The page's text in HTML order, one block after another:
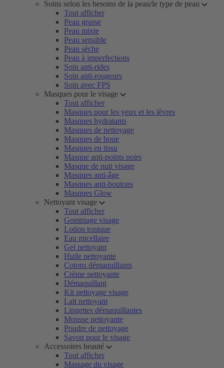
Soins selon les besoins de la peau/le type de peau
Tout afficher
Peau grasse
Peau mixte
Peau sensible
Peau sèche
Peau à imperfections
Soin anti-rides
Soin anti-rougeurs
Soin avec FPS
Masques pour le visage
Tout afficher
Masques pour les yeux et les lèvres
Masques hydratants
Masques de nettoyage
Masques de boue
Masques en tissu
Masque anti-points noirs
Masque de nuit visage
Masques anti-âge
Masques anti-boutons
Masques Glow
Nettoyant visage
Tout afficher
Gommage visage
Lotion tonique
Eau micellaire
Gel nettoyant
Huile nettoyante
Cotons démaquillants
Crème nettoyante
Démaquillant
Kit nettoyage visage
Lait nettoyant
Lingettes démaquillantes
Mousse nettoyante
Poudre de nettoyage
Savon pour le visage
Accessoires beauté
Tout afficher
Massage du visage